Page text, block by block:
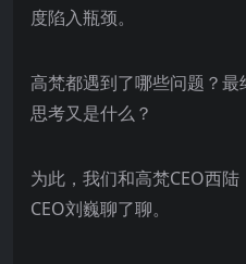
度陷入瓶颈。
高梵都遇到了哪些问题？
思考又是什么？
为此，我们和高梵CEO西
CEO刘巍聊了聊。